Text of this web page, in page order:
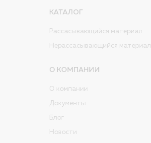
КАТАЛОГ
Рассасывающийся материал
Нерассасывающийся материал
О КОМПАНИИ
О компании
Документы
Блог
Новости